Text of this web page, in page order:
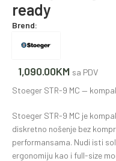
ready
Brend:
1,090.00KM sa PDV
Stoeger STR-9 MC —
Stoeger STR-9 MC je
diskretno nošenje bez
performansama. Nudi isti
ergonomiju kao i full-size